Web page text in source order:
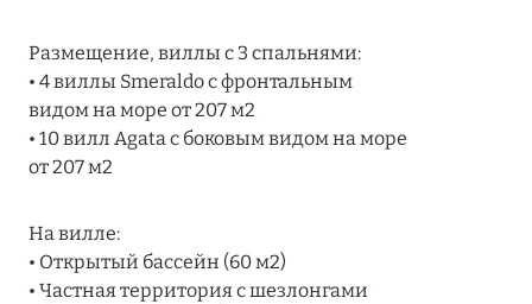
13 мая 2025
ЗАБРОНИРУЙТЕ FOUR SEASONS RESORT
DUBAI AT JUMEIRAH BEACH ПО ЛУЧШИМ
Подробнее
Размещение, виллы с 3 спальнями:
• 4 виллы Smeraldo с фронтальным
видом на море от 207 м2
• 10 вилл Agata с боковым видом на море
от 207 м2
На вилле:
• Открытый бассейн (60 м2)
• Частная территория с шезлонгами